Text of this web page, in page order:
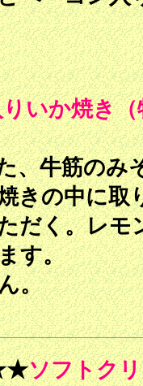
いか焼き（
、牛筋のみ
きの中に取
だく。レ
す。
けま
ソフトク